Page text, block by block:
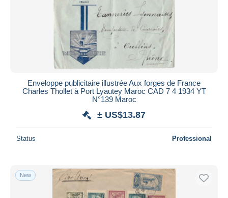
Enveloppe publicitaire illustrée Aux forges de France
Charles Thollet à Port Lyautey Maroc CAD 7 4 1934 YT
N°139 Maroc
± US$13.87
Status Professional
New